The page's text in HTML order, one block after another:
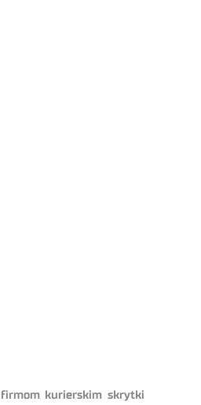
firmom kurierskim skrytki